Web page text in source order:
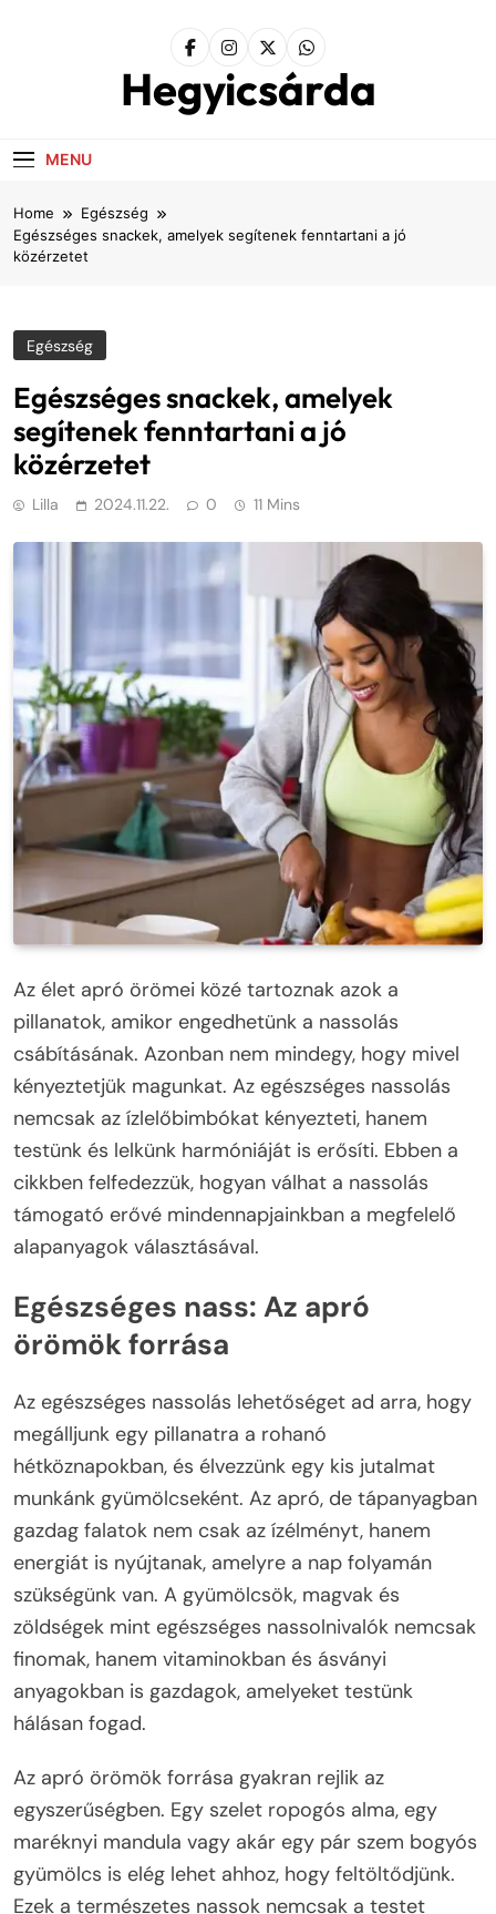
Hegyicsárda
MENU
Home
Egészség
Egészséges snackek, amelyek segítenek fenntartani a jó
közérzetet
Egészség
Egészséges snackek, amelyek
segítenek fenntartani a jó
közérzetet
Lilla 2024.11.22. 0 11 Mins
Az élet apró örömei közé tartoznak azok a
pillanatok, amikor engedhetünk a nassolás
csábításának. Azonban nem mindegy, hogy mivel
kényeztetjük magunkat. Az egészséges nassolás
nemcsak az ízlelőbimbókat kényezteti, hanem
testünk és lelkünk harmóniáját is erősíti. Ebben a
cikkben felfedezzük, hogyan válhat a nassolás
támogató erővé mindennapjainkban a megfelelő
alapanyagok választásával.
Egészséges nass: Az apró
örömök forrása
Az egészséges nassolás lehetőséget ad arra, hogy
megálljunk egy pillanatra a rohanó
hétköznapokban, és élvezzünk egy kis jutalmat
munkánk gyümölcseként. Az apró, de tápanyagban
gazdag falatok nem csak az ízélményt, hanem
energiát is nyújtanak, amelyre a nap folyamán
szükségünk van. A gyümölcsök, magvak és
zöldségek mint egészséges nassolnivalók nemcsak
finomak, hanem vitaminokban és ásványi
anyagokban is gazdagok, amelyeket testünk
hálásan fogad.
Az apró örömök forrása gyakran rejlik az
egyszerűségben. Egy szelet ropogós alma, egy
maréknyi mandula vagy akár egy pár szem bogyós
gyümölcs is elég lehet ahhoz, hogy feltöltődjünk.
Ezek a természetes nassok nemcsak a testet